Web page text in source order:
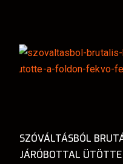
SZÓVÁLTÁSBÓL
JÁRÓBOTTAL